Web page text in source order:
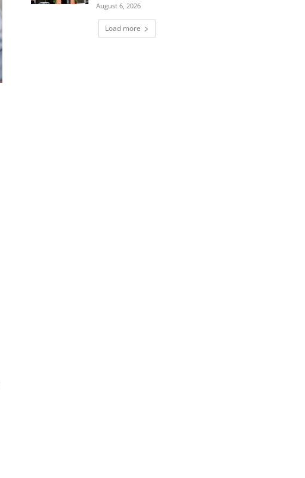
August 6, 2026
Load more